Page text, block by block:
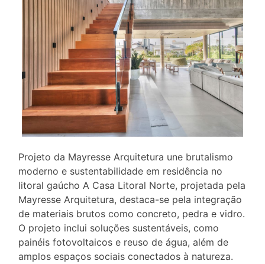
Projeto da Mayresse Arquitetura une brutalismo
moderno e sustentabilidade em residência no
litoral gaúcho A Casa Litoral Norte, projetada pela
Mayresse Arquitetura, destaca-se pela integração
de materiais brutos como concreto, pedra e vidro.
O projeto inclui soluções sustentáveis, como
painéis fotovoltaicos e reuso de água, além de
amplos espaços sociais conectados à natureza.